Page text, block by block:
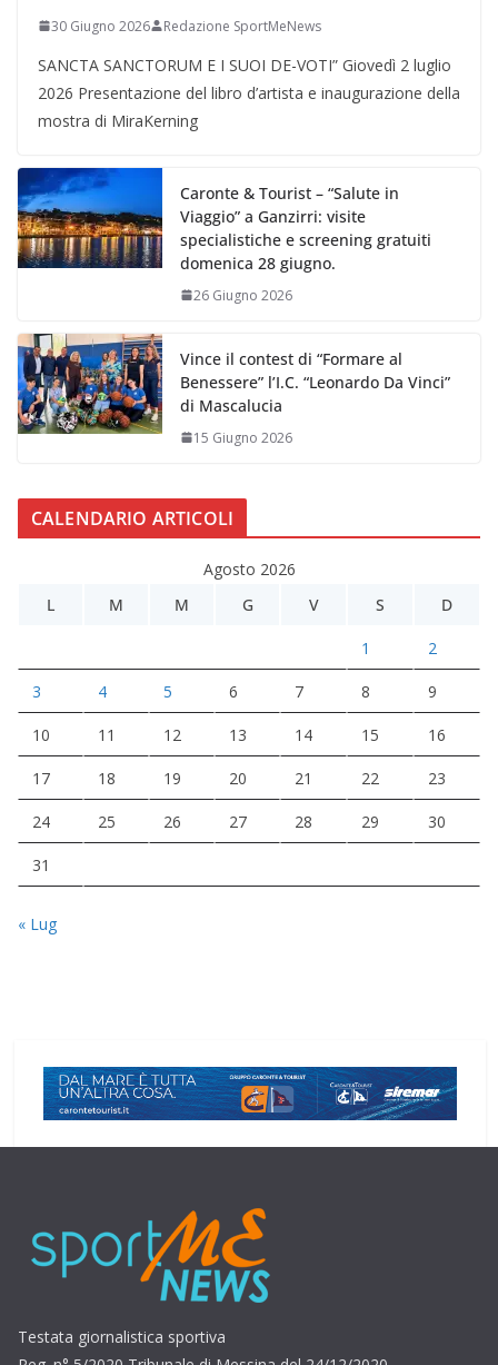
30 Giugno 2026 Redazione SportMeNews
SANCTA SANCTORUM E I SUOI DE-VOTI” Giovedì 2 luglio
2026 Presentazione del libro d’artista e inaugurazione della
mostra di MiraKerning
Caronte & Tourist – “Salute in
Viaggio” a Ganzirri: visite
specialistiche e screening gratuiti
domenica 28 giugno.
26 Giugno 2026
Vince il contest di “Formare al
Benessere” l’I.C. “Leonardo Da Vinci”
di Mascalucia
15 Giugno 2026
CALENDARIO ARTICOLI
Agosto 2026
L
M M G V S D
1 2
3 4 5 6 7 8 9
10 11 12 13 14 15 16
17 18 19 20 21 22 23
24 25 26 27 28 29 30
31
« Lug
Testata giornalistica sportiva